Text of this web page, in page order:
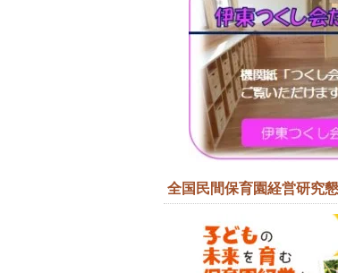
全国民間保育園経営研究